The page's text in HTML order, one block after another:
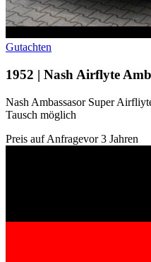
Gutachten
1952 | Nash Airflyte
Nash Ambassasor Super
Tausch möglich
Preis auf Anfragevor 3 Jahren